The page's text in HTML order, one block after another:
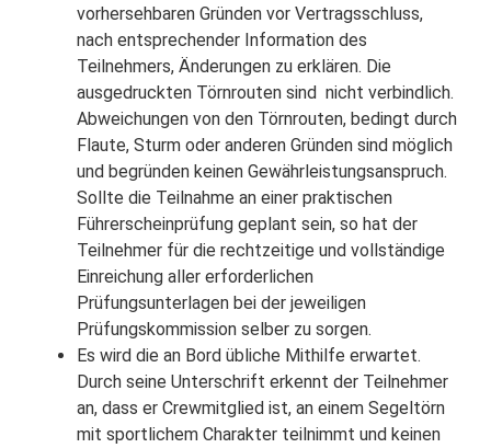
vorhersehbaren Gründen vor Vertragsschluss,
nach entsprechender Information des
Teilnehmers, Änderungen zu erklären. Die
ausgedruckten Törnrouten sind nicht verbindlich.
Abweichungen von den Törnrouten, bedingt durch
Flaute, Sturm oder anderen Gründen sind möglich
und begründen keinen Gewährleistungsanspruch.
Sollte die Teilnahme an einer praktischen
Führerscheinprüfung geplant sein, so hat der
Teilnehmer für die rechtzeitige und vollständige
Einreichung aller erforderlichen
Prüfungsunterlagen bei der jeweiligen
Prüfungskommission selber zu sorgen.
Es wird die an Bord übliche Mithilfe erwartet.
Durch seine Unterschrift erkennt der Teilnehmer
an, dass er Crewmitglied ist, an einem Segeltörn
mit sportlichem Charakter teilnimmt und keinen